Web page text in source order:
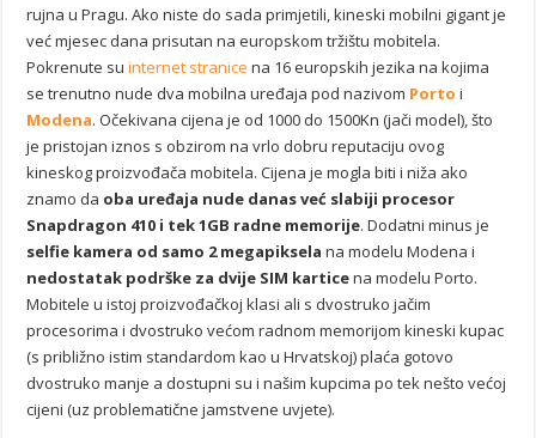
rujna u Pragu. Ako niste do sada primjetili, kineski mobilni gigant je
već mjesec dana prisutan na europskom tržištu mobitela.
Pokrenute suinternet stranice na 16 europskih jezika na kojima
se trenutno nude dva mobilna uređaja pod nazivom Porto i
Modena. Očekivana cijena je od 1000 do 1500Kn (jači model), što
je pristojan iznos s obzirom na vrlo dobru reputaciju ovog
kineskog proizvođača mobitela. Cijena je mogla biti i niža ako
znamo da oba uređaja nude danas već slabiji procesor
Snapdragon 410 i tek 1GB radne memorije. Dodatni minus je
selfie kamera od samo 2 megapiksela na modelu Modena i
nedostatak podrške za dvije SIM karticena modelu Porto.
Mobitele u istoj proizvođačkoj klasi ali s dvostruko jačim
procesorima i dvostruko većom radnom memorijom kineski kupac
(s približno istim standardom kao u Hrvatskoj) plaća gotovo
dvostruko manje a dostupni su i našim kupcima po tek nešto većoj
cijeni (uz problematične jamstvene uvjete).